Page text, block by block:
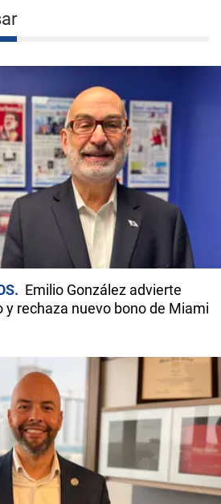
Emilio González advierte
y rechaza nuevo bono de Miami